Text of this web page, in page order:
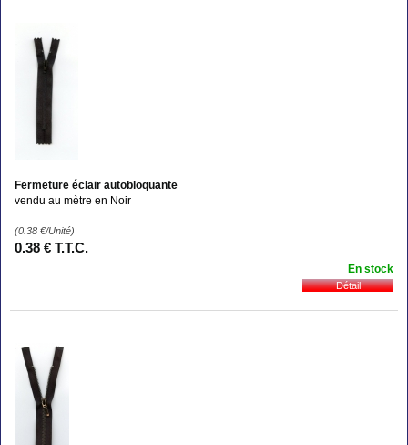
Fermeture éclair autobloquante
vendu au mètre en Noir
(0.38 €/Unité)
0.38 € T.T.C.
En stock